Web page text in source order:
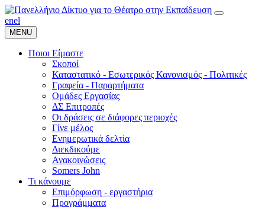
enel
MENU
Ποιοι Είμαστε
Σκοποί
Καταστατικό - Εσωτερικός Κανονισμός - Πολιτικές
Γραφεία - Παραρτήματα
Ομάδες Εργασίας
ΔΣ Επιτροπές
Οι δράσεις σε διάφορες περιοχές
Γίνε μέλος
Ενημερωτικά δελτία
Διεκδικούμε
Ανακοινώσεις
Somers John
Τι κάνουμε
Επιμόρφωση - εργαστήρια
Προγράμματα